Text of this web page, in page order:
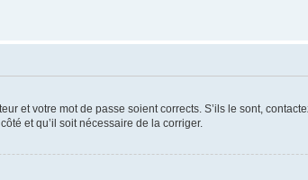
et votre mot de passe soient corrects. S’ils le sont,
et qu’il soit nécessaire de la corriger.